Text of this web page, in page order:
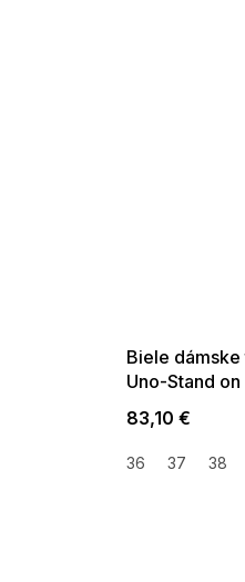
Biele
Uno-Stand
83,10 €
36 37 38